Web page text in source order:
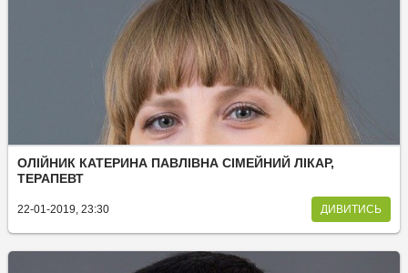
ОЛІЙНИК КАТЕРИНА ПАВЛІВНА СІМЕЙНИЙ ЛІКАР,
ТЕРАПЕВТ
22-01-2019, 23:30 ДИВИТИСЬ